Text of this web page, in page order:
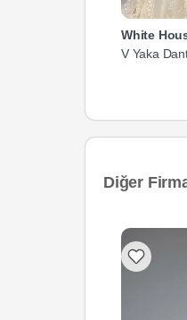
White
V Yaka
Diğer